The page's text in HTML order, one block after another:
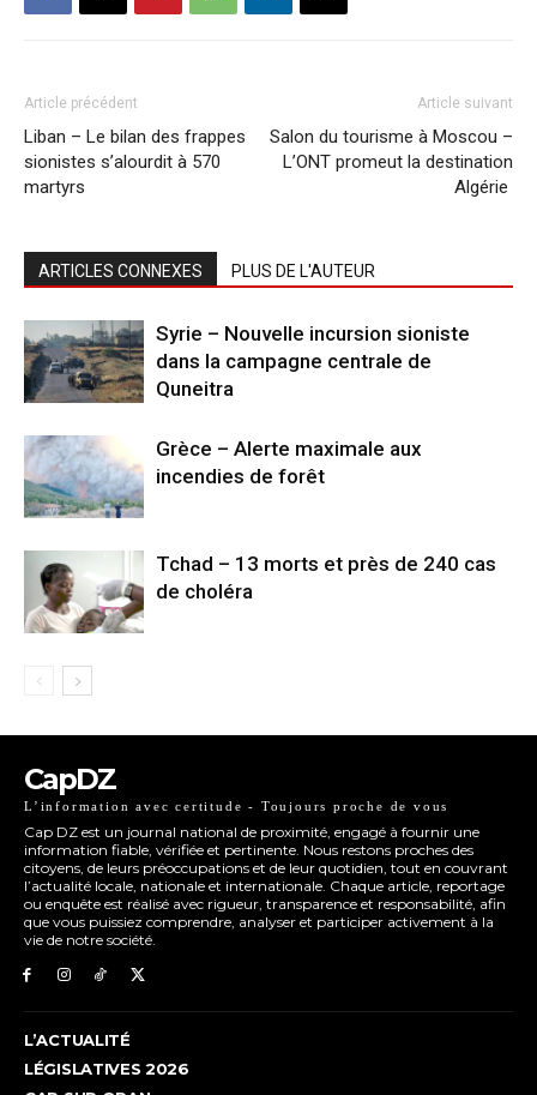
Article précédent
Liban – Le bilan des frappes
sionistes s’alourdit à 570
martyrs
Article suivant
Salon du tourisme à Moscou –
L’ONT promeut la destination
Algérie
ARTICLES CONNEXES PLUS DE L'AUTEUR
Syrie – Nouvelle incursion sioniste
dans la campagne centrale de
Quneitra
Grèce – Alerte maximale aux
incendies de forêt
Tchad – 13 morts et près de 240 cas
de choléra
CapDZ
L’information avec certitude - Toujours proche de vous
Cap DZ est un journal national de proximité, engagé à fournir une
information fiable, vérifiée et pertinente. Nous restons proches des
citoyens, de leurs préoccupations et de leur quotidien, tout en couvrant
l’actualité locale, nationale et internationale. Chaque article, reportage
ou enquête est réalisé avec rigueur, transparence et responsabilité, afin
que vous puissiez comprendre, analyser et participer activement à la
vie de notre société.
L’ACTUALITÉ
LÉGISLATIVES 2026